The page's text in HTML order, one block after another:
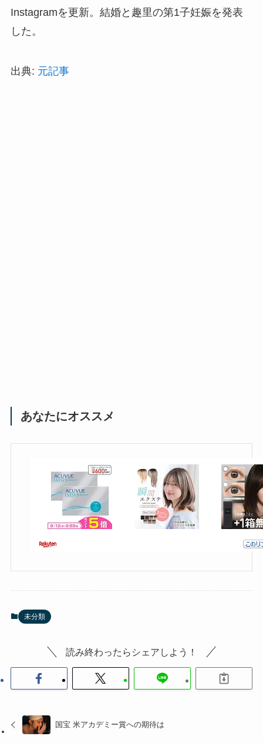
Instagramを更新。結婚と趣里の第1子妊娠を発表
した。
出典: 元記事
あなたにオススメ
未分類
読み終わったらシェアしよう！
国宝 米アカデミー賞への期待は